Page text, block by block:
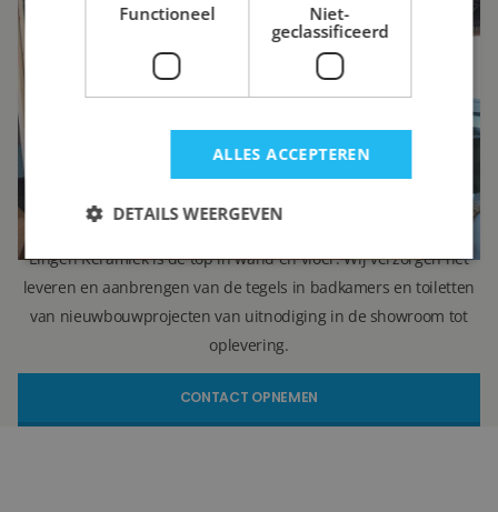
Ron Vellekoop
Directeur
(Capelle aan den IJssel)
Lingen Keramiek is de top in wand en vloer. Wij verzorgen het
leveren en aanbrengen van de tegels in badkamers en toiletten
van nieuwbouwprojecten van uitnodiging in de showroom tot
oplevering.
CONTACT OPNEMEN
Functioneel
Niet-
geclassificeerd
ALLES ACCEPTEREN
DETAILS WEERGEVEN